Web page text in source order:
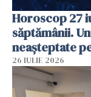
Horoscop 27
săptămânii.
neașteptate
26 IULIE 2026